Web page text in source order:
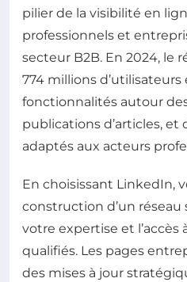
pilier de la visibilité en
professionnels et
secteur B2B. En 2024, le
774 millions
fonctionnalités autour
publications d’articles,
adaptés aux acteurs
En choisissant LinkedIn,
construction d’un réseau
votre expertise et l’accès
qualifiés. Les pages
des mises à jour